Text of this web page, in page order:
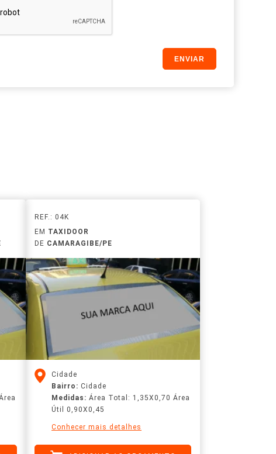
REF.: 04K
EM TAXIDOOR
DE CAMARAGIBE/PE
Cidade
Bairro: Cidade
Medidas: Área Total: 1,35X0,70 Área
Útil 0,90X0,45
Conhecer mais detalhes